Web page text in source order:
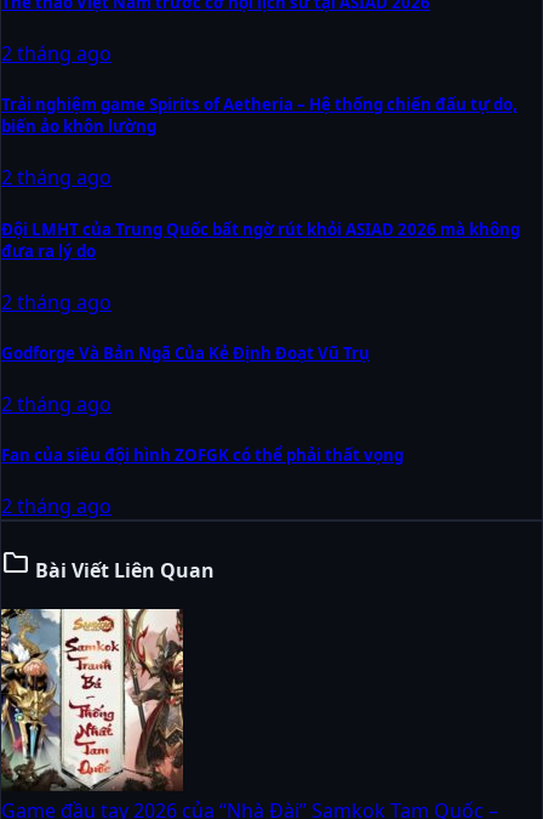
2 tháng ago
Trải nghiệm game Spirits of Aetheria – Hệ thống chiến đấu tự do,
biến ảo khôn lường
2 tháng ago
Đội LMHT của Trung Quốc bất ngờ rút khỏi ASIAD 2026 mà không
đưa ra lý do
2 tháng ago
Godforge Và Bản Ngã Của Kẻ Định Đoạt Vũ Trụ
2 tháng ago
Fan của siêu đội hình ZOFGK có thể phải thất vọng
2 tháng ago
folder Bài Viết Liên Quan
Game đầu tay 2026 của “Nhà Đài” Samkok Tam Quốc –